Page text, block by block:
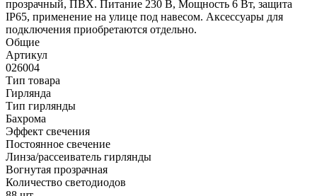
прозрачный, ПВХ. Питание 230 В, Мощность 6 Вт, защита
IP65, применение на улице под навесом. Аксессуары для
подключения приобретаются отдельно.
Общие
Артикул
026004
Тип товара
Гирлянда
Тип гирлянды
Бахрома
Эффект свечения
Постоянное свечение
Линза/рассеиватель гирлянды
Вогнутая прозрачная
Количество светодиодов